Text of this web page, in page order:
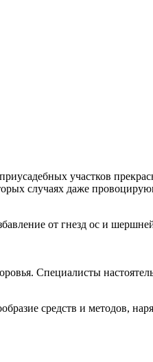
участков
случаях даже
от гнезд ос и
Специалисты
средств и методов,